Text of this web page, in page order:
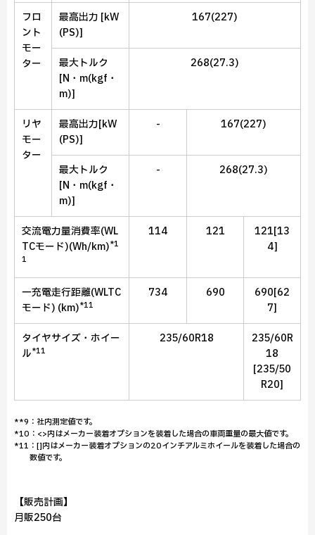
フロ
ント
モー
ター
最高出力 [kW
(PS)]
167(227)
最大トルク
[N・m(kgf・
m)]
268(27.3)
リヤ
モー
ター
最高出力[kW
(PS)]
- 167(227)
最大トルク
[N・m(kgf・
m)]
- 268(27.3)
交流電力量消費率(WL
TCモード)(Wh/km)*1
1
114 121
121[13
4]
一充電走行距離(WLTC
モード) (km)*11
734 690
690[62
7]
タイヤサイズ・ホイー
ル*11
235/60R18
235/60R
18
[235/50
R20]
**9：社内測定値です。
*10：<>内はメーカー装着オプションを装着した場合の車両重量の最大値です。
*11：[]内はメーカー装着オプションの20インチアルミホイールを装着した場合の
数値です。
【販売計画】
月販250台